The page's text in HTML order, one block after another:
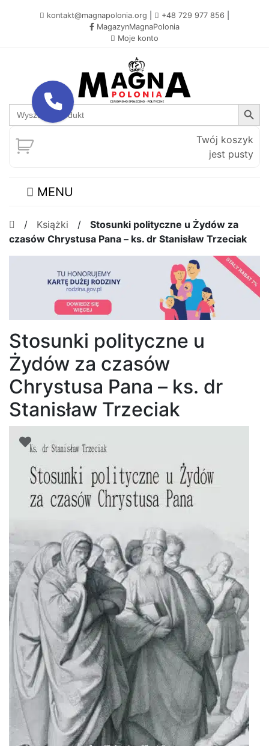
kontakt@magnapolonia.org +48 729 977 856
MagazynMagnaPolonia
Moje konto
Search
for:
Search Button
Twój koszyk
jest pusty
MENU
/ Książki / Stosunki polityczne u Żydów za
czasów Chrystusa Pana – ks. dr Stanisław Trzeciak
Stosunki polityczne u
Żydów za czasów
Chrystusa Pana – ks. dr
Stanisław Trzeciak